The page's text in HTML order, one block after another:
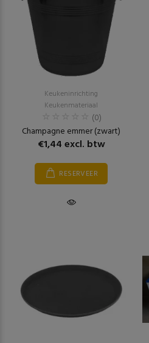
Keukeninrichting
Keukenmateriaal
(0)
Champagne emmer (zwart)
€1,44 excl. btw
RESERVEER